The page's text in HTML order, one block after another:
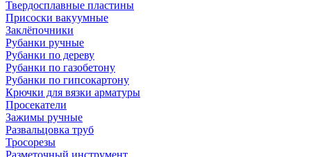
Твердосплавные пластины
Присоски вакуумные
Заклёпочники
Рубанки ручные
Рубанки по дереву
Рубанки по газобетону
Рубанки по гипсокартону
Крючки для вязки арматуры
Просекатели
Зажимы ручные
Развальцовка труб
Тросорезы
Разметочный инструмент